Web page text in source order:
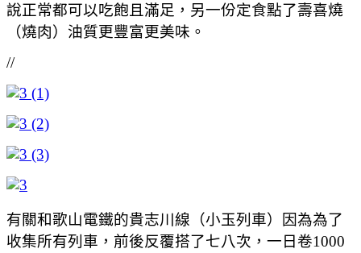
說正常都可以吃飽且滿足，另一份定食點了壽喜燒
（燒肉）油質更豐富更美味。
//
有關和歌山電鐵的貴志川線（小玉列車）因為為了
收集所有列車，前後反覆搭了七八次，一日卷1000